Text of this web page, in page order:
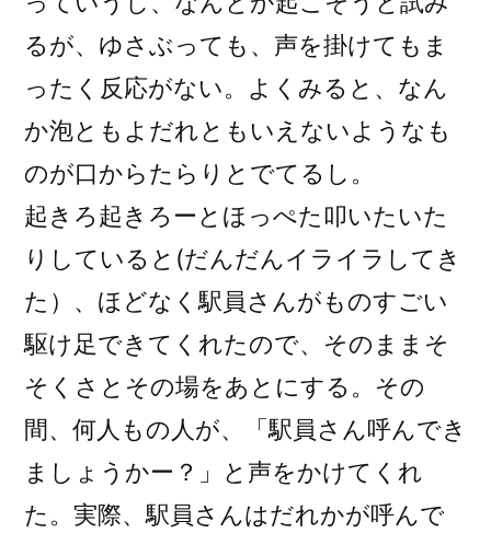
るが、ゆさぶっても、声を掛けてもま
ったく反応がない。よくみると、なん
か泡ともよだれともいえないようなも
のが口からたらりとでてるし。
起きろ起きろーとほっぺた叩いたいた
りしていると(だんだんイライラしてき
た）、ほどなく駅員さんがものすごい
駆け足できてくれたので、そのままそ
そくさとその場をあとにする。その
間、何人もの人が、「駅員さん呼んでき
ましょうかー？」と声をかけてくれ
た。実際、駅員さんはだれかが呼んで